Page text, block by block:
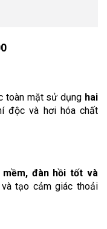
toàn mặt sử dụng hai
độc và hơi hóa chất
mềm, đàn hồi tốt và
tạo cảm giác thoải